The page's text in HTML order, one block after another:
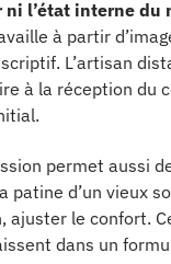
l’état interne du
à partir
L’artisan
à la réception du
permet aussi
patine d’un vieux
ajuster le confort.
dans un